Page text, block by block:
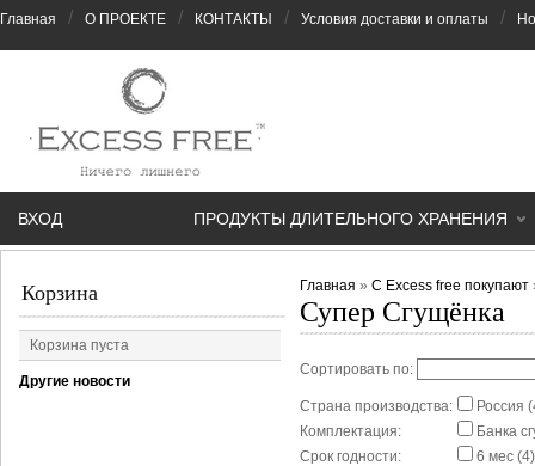
Главная / О ПРОЕКТЕ / КОНТАКТЫ / Условия доставки и оплаты /
ПРОДУКТЫ ДЛИТЕЛЬНОГО ХРАНЕНИЯ
ВХОД
Корзина
Корзина пуста
Другие новости
Главная » С Excess free покупают
Супер Сгущёнка
Сортировать по:
Страна производства:
Россия
Комплектация:
Банка
Срок годности:
6 мес (4)